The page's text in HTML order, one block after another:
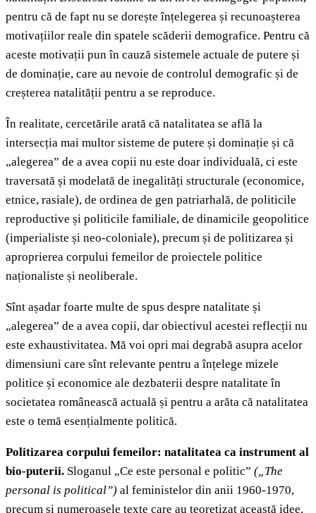
pentru că de fapt nu se dorește înțelegerea și recunoașterea
motivațiilor reale din spatele scăderii demografice. Pentru că
aceste motivații pun în cauză sistemele actuale de putere și
de dominație, care au nevoie de controlul demografic și de
creșterea natalității pentru a se reproduce.
În realitate, cercetările arată că natalitatea se află la
intersecția mai multor sisteme de putere și dominație și că
„alegerea” de a avea copii nu este doar individuală, ci este
traversată și modelată de inegalități structurale (economice,
etnice, rasiale), de ordinea de gen patriarhală, de politicile
reproductive și politicile familiale, de dinamicile geopolitice
(imperialiste și neo-coloniale), precum și de politizarea și
aproprierea corpului femeilor de proiectele politice
naționaliste și neoliberale.
Sînt așadar foarte multe de spus despre natalitate și
„alegerea” de a avea copii, dar obiectivul acestei reflecții nu
este exhaustivitatea. Mă voi opri mai degrabă asupra acelor
dimensiuni care sînt relevante pentru a înțelege mizele
politice și economice ale dezbaterii despre natalitate în
societatea românească actuală și pentru a arăta că natalitatea
este o temă esențialmente politică.
Politizarea corpului femeilor: natalitatea ca instrument al
bio-puterii. Sloganul „Ce este personal e politic” („The
personal is political”) al feministelor din anii 1960-1970,
precum și numeroasele texte care au teoretizat această idee,